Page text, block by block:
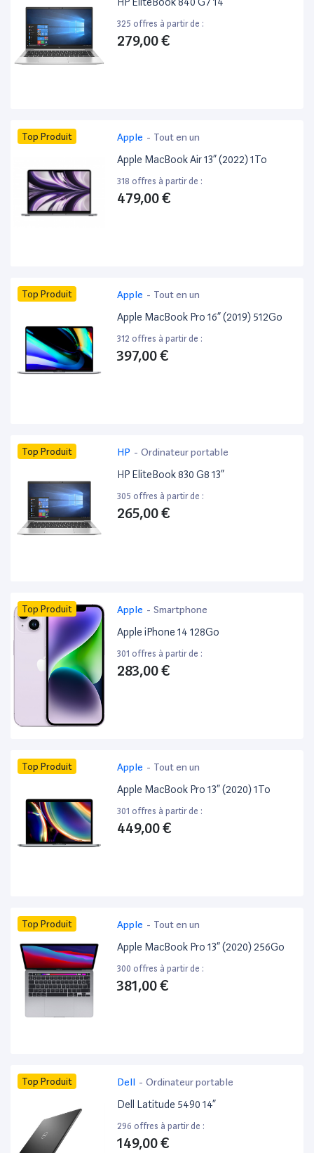
325 offres à partir de :
279,00 €
Top Produit Apple - Tout en un
Apple MacBook Air 13” (2022) 1To
318 offres à partir de :
479,00 €
Top Produit Apple - Tout en un
Apple MacBook Pro 16” (2019) 512Go
312 offres à partir de :
397,00 €
Top Produit HP - Ordinateur portable
HP EliteBook 830 G8 13”
305 offres à partir de :
265,00 €
Top Produit Apple - Smartphone
Apple iPhone 14 128Go
301 offres à partir de :
283,00 €
Top Produit Apple - Tout en un
Apple MacBook Pro 13” (2020) 1To
301 offres à partir de :
449,00 €
Top Produit Apple - Tout en un
Apple MacBook Pro 13” (2020) 256Go
300 offres à partir de :
381,00 €
Top Produit Dell - Ordinateur portable
Dell Latitude 5490 14”
296 offres à partir de :
149,00 €